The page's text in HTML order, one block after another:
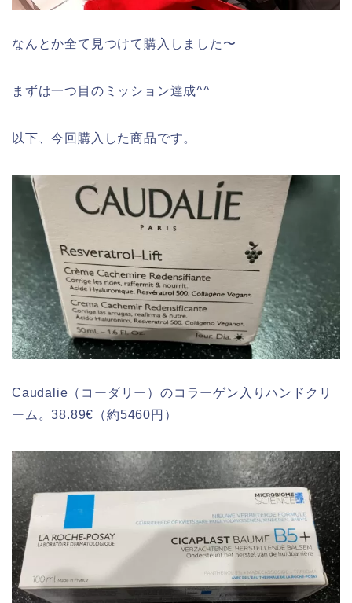
なんとか全て見つけて購入しました〜
まずは一つ目のミッション達成^^
以下、今回購入した商品です。
Caudalie（コーダリー）のコラーゲン入りハンドクリ
ーム。38.89€（約5460円）